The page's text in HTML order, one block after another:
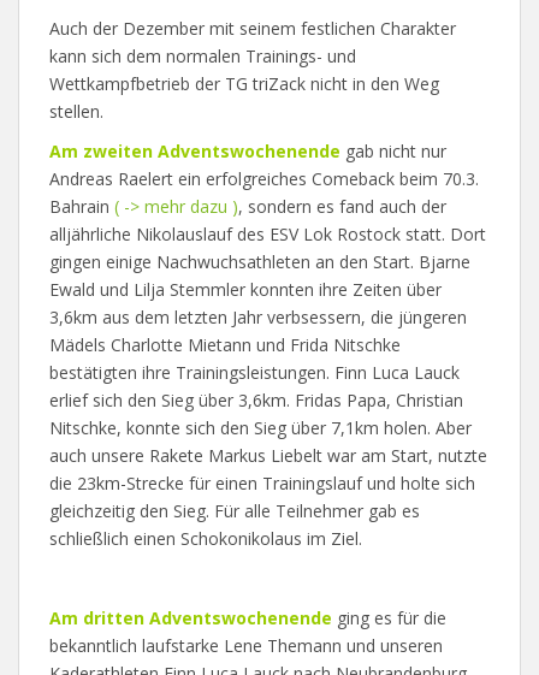
Auch der Dezember mit seinem festlichen Charakter
kann sich dem normalen Trainings- und
Wettkampfbetrieb der TG triZack nicht in den Weg
stellen.
Am zweiten Adventswochenende gab nicht nur
Andreas Raelert ein erfolgreiches Comeback beim 70.3.
Bahrain ( -> mehr dazu ), sondern es fand auch der
alljährliche Nikolauslauf des ESV Lok Rostock statt. Dort
gingen einige Nachwuchsathleten an den Start. Bjarne
Ewald und Lilja Stemmler konnten ihre Zeiten über
3,6km aus dem letzten Jahr verbsessern, die jüngeren
Mädels Charlotte Mietann und Frida Nitschke
bestätigten ihre Trainingsleistungen. Finn Luca Lauck
erlief sich den Sieg über 3,6km. Fridas Papa, Christian
Nitschke, konnte sich den Sieg über 7,1km holen. Aber
auch unsere Rakete Markus Liebelt war am Start, nutzte
die 23km-Strecke für einen Trainingslauf und holte sich
gleichzeitig den Sieg. Für alle Teilnehmer gab es
schließlich einen Schokonikolaus im Ziel.
Am dritten Adventswochenende ging es für die
bekanntlich laufstarke Lene Themann und unseren